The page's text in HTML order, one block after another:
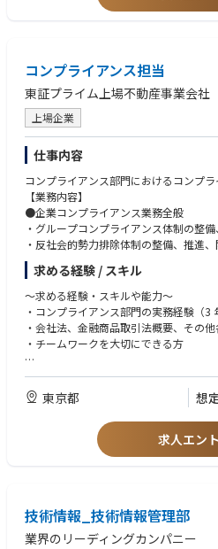
コンプライアンス担当
東証プライム上場不動産事業会社
上場企業
仕事内容
コンプライアンス部門におけるコンプ
【業務内容】
●企業コンプライアンス業務全般
・グループコンプライアンス体制の整
・反社会的勢力排除体制の整備、推進
・内部通報制度の運用維持
・コンプライアンスにかかる社内教育、
●金商業登録会社におけるコンプライア
・金融庁その他監督官庁通常時対応（各
・検査時対応
・利益相反管理・弊害防止態勢の整備、
●その他
・担当委員会の事務局業務
求める経験 / スキル
～求める経験・スキルや能力～
・コンプライアンス部門の実務経験（3
・会社法、金融商品取引法概要、その
・チームワークを大切にできる方
～歓迎～
・上場会社や REIT 運用会社における
・金融商品取引法、投信法に関する知識
・中小企業、ベンチャー企業の管理部
等の幅広い実務経験がある方
・宅地建物取引士資格保有者
東京都 想
求人エン
技術情報_技術情報管理部
業界のリーディングカンパニー